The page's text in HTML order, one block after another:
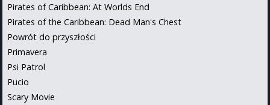
Pirates of Caribbean: At Worlds End
Pirates of the Caribbean: Dead Man's Chest
Powrót do przyszłości
Primavera
Psi Patrol
Pucio
Scary Movie